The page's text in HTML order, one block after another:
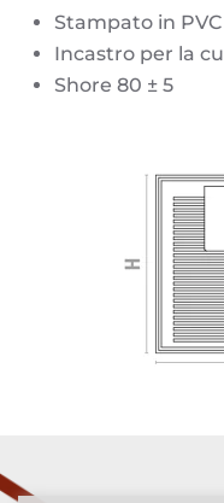
Stampato in
Incastro per la
Shore 80 ± 5